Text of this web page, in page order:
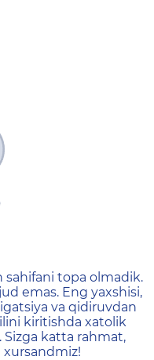
не
sahifani topa olmadik.
emas. Eng yaxshisi,
va qidiruvdan
kiritishda xatolik
katta rahmat,